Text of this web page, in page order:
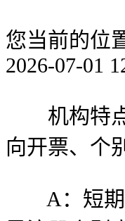
您当前的位
2026-07-01
机构特点
向开票、个
A：短期